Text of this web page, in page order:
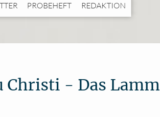
PROBEHEFT REDAKTION
Christi - Das Lamm